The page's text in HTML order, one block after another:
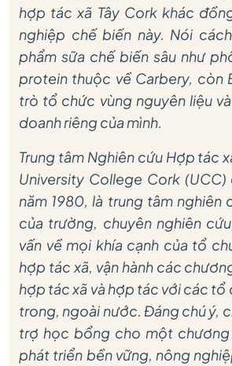
hợp tác xã Tây Cork khác
nghiệp chế biến này. Nói
phẩm sữa chế biến sâu như
protein thuộc về Carbery, còn
trò tổ chức vùng nguyên liệu
doanh riêng của mình.
Trung tâm Nghiên cứu Hợp tác
University College Cork
năm 1980, là trung tâm nghiên
của trường, chuyên nghiên
vấn về mọi khía cạnh của tổ
hợp tác xã, vận hành các
hợp tác xã và hợp tác với các tổ
trong, ngoài nước. Đáng chú ý,
trợ học bổng cho một chương
phát triển bền vững, nông